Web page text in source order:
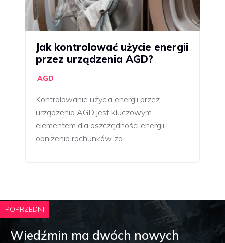
Jak kontrolować użycie energii
przez urządzenia AGD?
AGD
Kontrolowanie użycia energii przez
urządzenia AGD jest kluczowym
elementem dla oszczędności energii i
obniżenia rachunków za…
POPRZEDNI
Wiedźmin ma dwóch nowych